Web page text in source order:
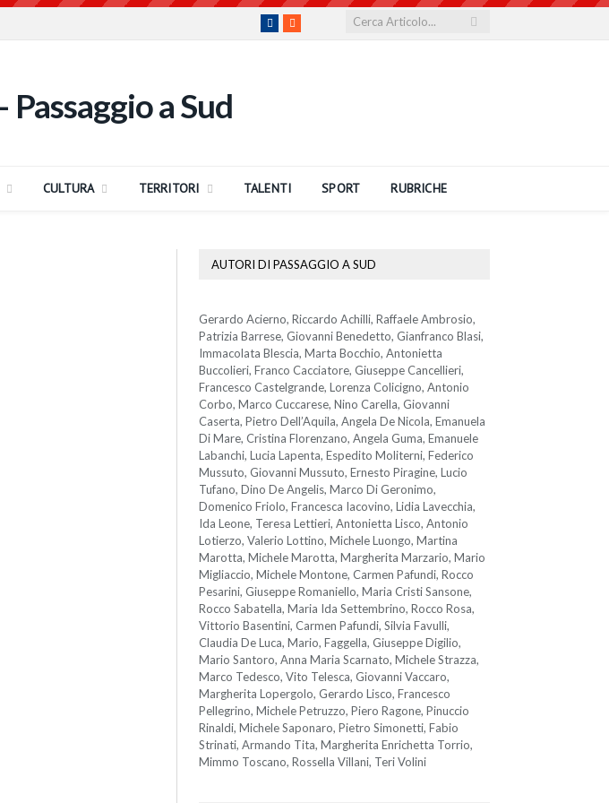
Facebook
RSS
CULTURA TERRITORI TALENTI SPORT RUBRICHE
AUTORI DI PASSAGGIO A SUD
Gerardo Acierno, Riccardo Achilli, Raffaele Ambrosio,
Patrizia Barrese, Giovanni Benedetto, Gianfranco Blasi,
Immacolata Blescia, Marta Bocchio, Antonietta
Buccolieri, Franco Cacciatore, Giuseppe Cancellieri,
Francesco Castelgrande, Lorenza Colicigno, Antonio
Corbo, Marco Cuccarese, Nino Carella, Giovanni
Caserta, Pietro Dell’Aquila, Angela De Nicola, Emanuela
Di Mare, Cristina Florenzano, Angela Guma, Emanuele
Labanchi, Lucia Lapenta, Espedito Moliterni, Federico
Mussuto, Giovanni Mussuto, Ernesto Piragine, Lucio
Tufano, Dino De Angelis, Marco Di Geronimo,
Domenico Friolo, Francesca Iacovino, Lidia Lavecchia,
Ida Leone, Teresa Lettieri, Antonietta Lisco, Antonio
Lotierzo, Valerio Lottino, Michele Luongo, Martina
Marotta, Michele Marotta, Margherita Marzario, Mario
Migliaccio, Michele Montone, Carmen Pafundi, Rocco
Pesarini, Giuseppe Romaniello, Maria Cristi Sansone,
Rocco Sabatella, Maria Ida Settembrino, Rocco Rosa,
Vittorio Basentini, Carmen Pafundi, Silvia Favulli,
Claudia De Luca, Mario, Faggella, Giuseppe Digilio,
Mario Santoro, Anna Maria Scarnato, Michele Strazza,
Marco Tedesco, Vito Telesca, Giovanni Vaccaro,
Margherita Lopergolo, Gerardo Lisco, Francesco
Pellegrino, Michele Petruzzo, Piero Ragone, Pinuccio
Rinaldi, Michele Saponaro, Pietro Simonetti, Fabio
Strinati, Armando Tita, Margherita Enrichetta Torrio,
Mimmo Toscano, Rossella Villani, Teri Volini